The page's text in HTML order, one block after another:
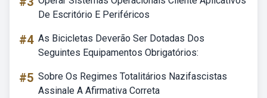
De Escritório E Periféricos
#4 As Bicicletas Deverão Ser Dotadas Dos
Seguintes Equipamentos Obrigatórios:
#5 Sobre Os Regimes Totalitários Nazifascistas
Assinale A Afirmativa Correta